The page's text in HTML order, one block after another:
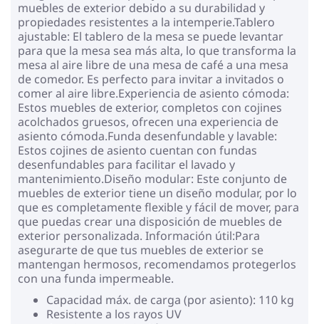
muebles de exterior debido a su durabilidad y
propiedades resistentes a la intemperie.Tablero
ajustable: El tablero de la mesa se puede levantar
para que la mesa sea más alta, lo que transforma la
mesa al aire libre de una mesa de café a una mesa
de comedor. Es perfecto para invitar a invitados o
comer al aire libre.Experiencia de asiento cómoda:
Estos muebles de exterior, completos con cojines
acolchados gruesos, ofrecen una experiencia de
asiento cómoda.Funda desenfundable y lavable:
Estos cojines de asiento cuentan con fundas
desenfundables para facilitar el lavado y
mantenimiento.Diseño modular: Este conjunto de
muebles de exterior tiene un diseño modular, por lo
que es completamente flexible y fácil de mover, para
que puedas crear una disposición de muebles de
exterior personalizada. Información útil:Para
asegurarte de que tus muebles de exterior se
mantengan hermosos, recomendamos protegerlos
con una funda impermeable.
Capacidad máx. de carga (por asiento): 110 kg
Resistente a los rayos UV